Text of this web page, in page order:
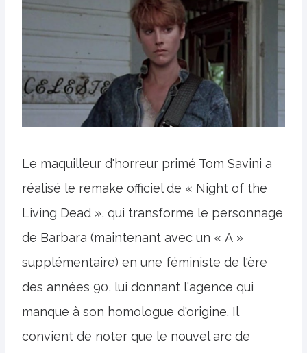
Le maquilleur d'horreur primé Tom Savini a
réalisé le remake officiel de « Night of the
Living Dead », qui transforme le personnage
de Barbara (maintenant avec un « A »
supplémentaire) en une féministe de l'ère
des années 90, lui donnant l'agence qui
manque à son homologue d'origine. Il
convient de noter que le nouvel arc de